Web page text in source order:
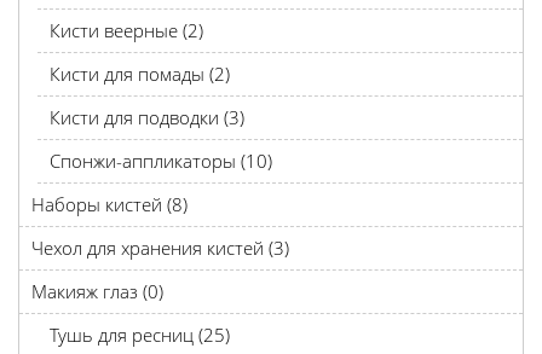
Кисти веерные (2)
Кисти для помады (2)
Кисти для подводки (3)
Спонжи-аппликаторы (10)
Наборы кистей (8)
Чехол для хранения кистей (3)
Макияж глаз (0)
Тушь для ресниц (25)